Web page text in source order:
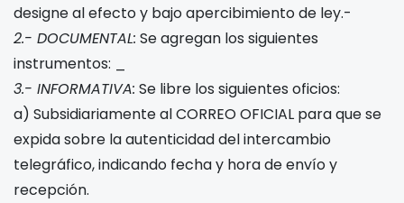
designe al efecto y bajo apercibimiento de ley.-
2.- DOCUMENTAL: Se agregan los siguientes
instrumentos: _
3.- INFORMATIVA: Se libre los siguientes oficios:
a) Subsidiariamente al CORREO OFICIAL para que se
expida sobre la autenticidad del intercambio
telegráfico, indicando fecha y hora de envío y
recepción.